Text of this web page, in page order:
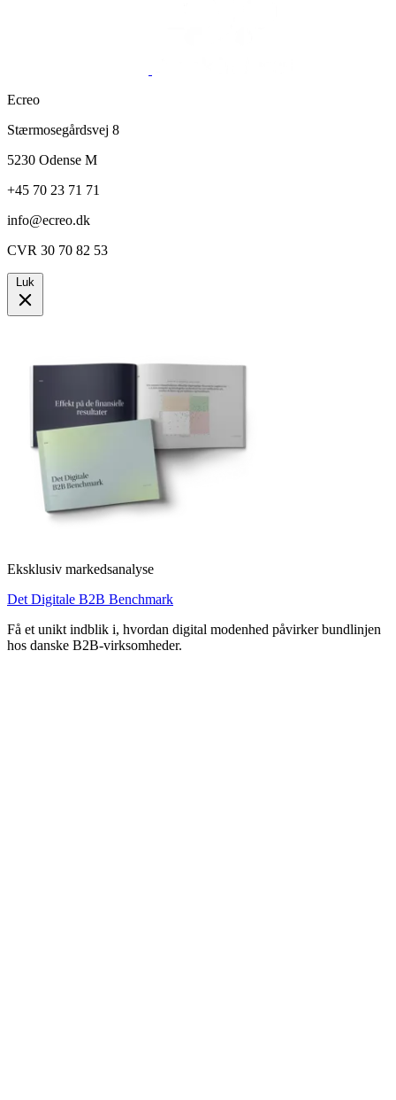
Ecreo
Stærmosegårdsvej 8
5230 Odense M
+45 70 23 71 71
info@ecreo.dk
CVR 30 70 82 53
Luk
Eksklusiv markedsanalyse
Det Digitale B2B Benchmark
Få et unikt indblik i, hvordan digital modenhed påvirker bundlinjen
hos danske B2B-virksomheder.